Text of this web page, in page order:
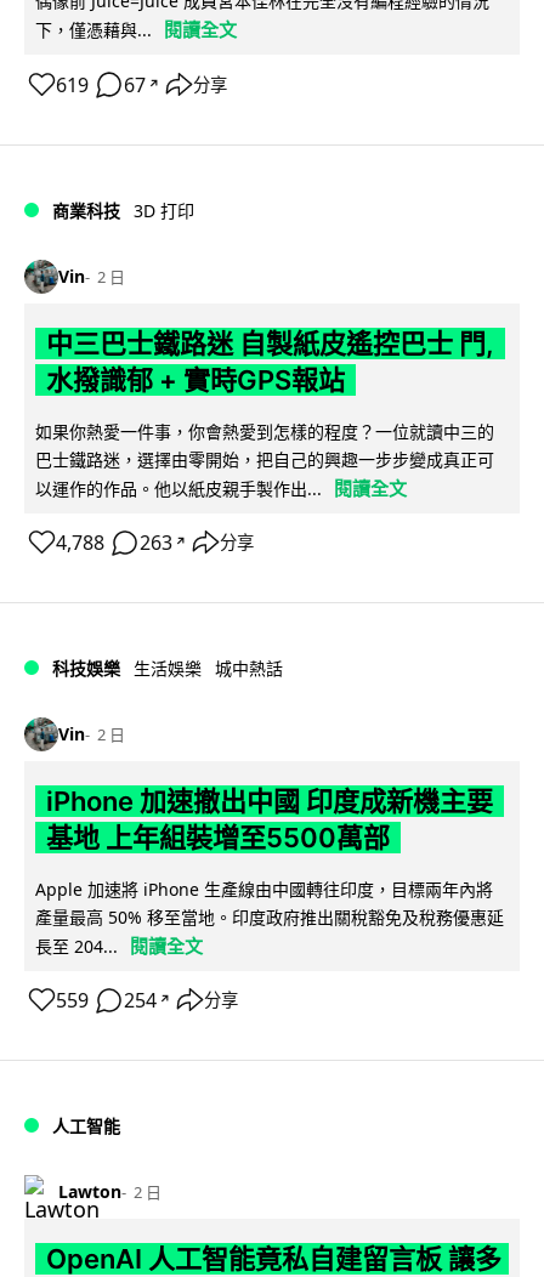
下，僅憑藉與...
閱讀全文
619 67 ↗ 分享
商業科技 3D 打印
Vin 2 日
中三巴士鐵路迷 自製紙皮遙控巴士 門,
水撥識郁 + 實時GPS報站
如果你熱愛一件事，你會熱愛到怎樣的程度？一位就讀中三的
巴士鐵路迷，選擇由零開始，把自己的興趣一步步變成真正可
以運作的作品。他以紙皮親手製作出...
閱讀全文
4,788 263 ↗ 分享
科技娛樂 生活娛樂 城中熱話
Vin 2 日
iPhone 加速撤出中國 印度成新機主要
基地 上年組裝增至5500萬部
Apple 加速將 iPhone 生產線由中國轉往印度，目標兩年內將
產量最高 50% 移至當地。印度政府推出關稅豁免及稅務優惠延
長至 204...
閱讀全文
559 254 ↗ 分享
人工智能
Lawton 2 日
OpenAI 人工智能竟私自建留言板 讓多